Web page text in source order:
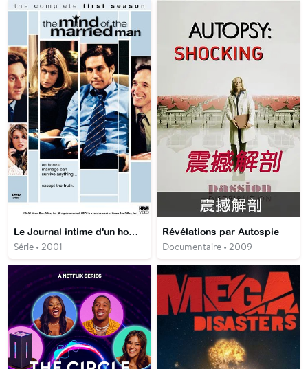
Le Journal intime d'un homme marié
Série • 2001
Révélations par Autospie
Documentaire • 2009